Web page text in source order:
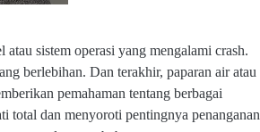
sistem operasi yang mengalami crash.
berlebihan. Dan terakhir, paparan air atau
pemahaman tentang berbagai
total dan menyoroti pentingnya penanganan